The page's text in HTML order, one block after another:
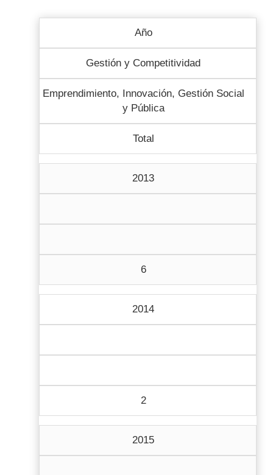
Año
Gestión y Competitividad
Emprendimiento, Innovación, Gestión Social
y Pública
Total
2013
6
2014
2
2015